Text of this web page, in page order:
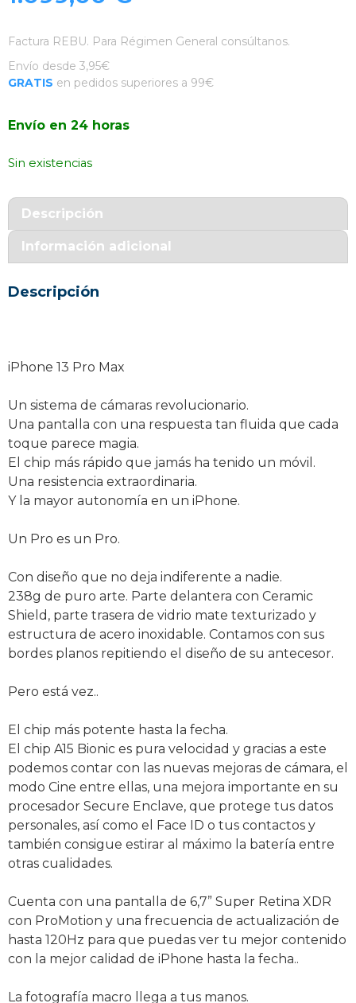
Factura REBU. Para Régimen General consúltanos.
Envío desde 3,95€
GRATIS en pedidos superiores a 99€
Envío en 24 horas
Sin existencias
Descripción
Información adicional
Descripción
iPhone 13 Pro Max
Un sistema de cámaras revolucionario.
Una pantalla con una respuesta tan fluida que cada
toque parece magia.
El chip más rápido que jamás ha tenido un móvil.
Una resistencia extraordinaria.
Y la mayor autonomía en un iPhone.
Un Pro es un Pro.
Con diseño que no deja indiferente a nadie.
238g de puro arte. Parte delantera con Ceramic
Shield, parte trasera de vidrio mate texturizado y
estructura de acero inoxidable. Contamos con sus
bordes planos repitiendo el diseño de su antecesor.
Pero está vez..
El chip más potente hasta la fecha.
El chip A15 Bionic es pura velocidad y gracias a este
podemos contar con las nuevas mejoras de cámara, el
modo Cine entre ellas, una mejora importante en su
procesador Secure Enclave, que protege tus datos
personales, así como el Face ID o tus contactos y
también consigue estirar al máximo la batería entre
otras cualidades.
Cuenta con una pantalla de 6,7” Super Retina XDR
con ProMotion y una frecuencia de actualización de
hasta 120Hz para que puedas ver tu mejor contenido
con la mejor calidad de iPhone hasta la fecha..
La fotografía macro llega a tus manos.